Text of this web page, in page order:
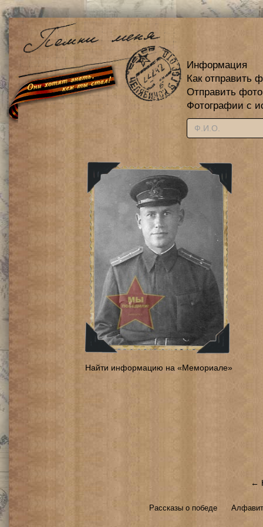
Информация
Как отправить
Отправить
Фотографии с
Найти информацию на «Мемориале»
←
Рассказы о победе